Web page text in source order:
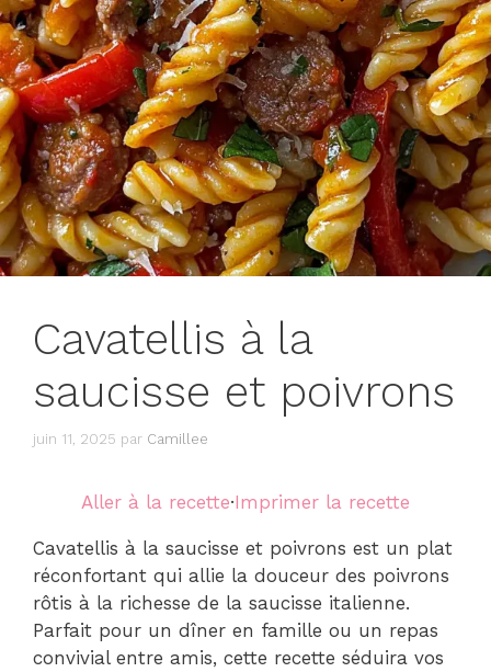
Cavatellis à la
saucisse et poivrons
juin 11, 2025 par Camillee
Aller à la recette·Imprimer la recette
Cavatellis à la saucisse et poivrons est un plat
réconfortant qui allie la douceur des poivrons
rôtis à la richesse de la saucisse italienne.
Parfait pour un dîner en famille ou un repas
convivial entre amis, cette recette séduira vos